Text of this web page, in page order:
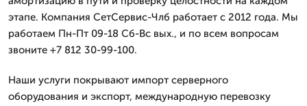
этапе. Компания СетСервис-Члб работает с 2012 года. Мы
работаем Пн-Пт 09-18 Сб-Вс вых., и по всем вопросам
звоните +7 812 30-99-100.
Наши услуги покрывают импорт серверного
оборудования и экспорт, международную перевозку